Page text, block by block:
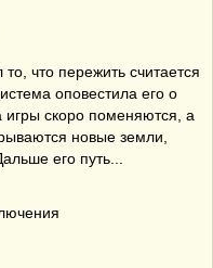
что пережить считается
оповестила его о
игры скоро поменяются, а
новые земли,
его путь...